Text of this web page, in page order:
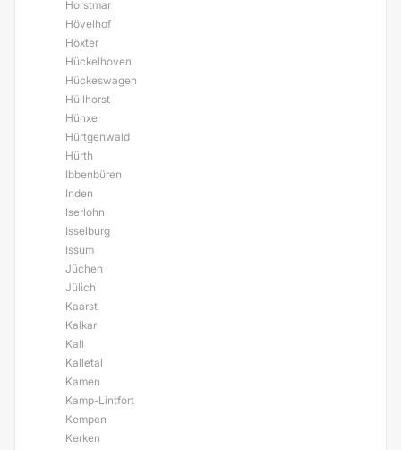
Horstmar
Hövelhof
Höxter
Hückelhoven
Hückeswagen
Hüllhorst
Hünxe
Hürtgenwald
Hürth
Ibbenbüren
Inden
Iserlohn
Isselburg
Issum
Jüchen
Jülich
Kaarst
Kalkar
Kall
Kalletal
Kamen
Kamp-Lintfort
Kempen
Kerken